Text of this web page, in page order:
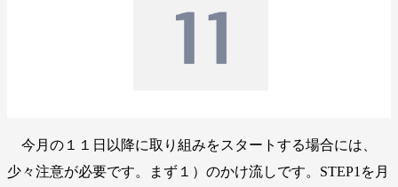
今月の１１日以降に取り組みをスタートする場合には、
少々注意が必要です。まず１）のかけ流しです。STEP1を月